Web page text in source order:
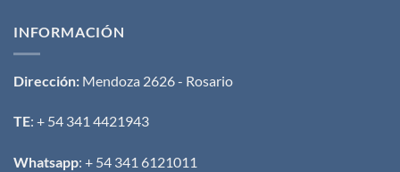
INFORMACIÓN
Dirección: Mendoza 2626 - Rosario
TE: + 54 341 4421943
Whatsapp: + 54 341 6121011